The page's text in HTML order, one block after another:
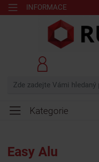
INFORMACE
Kategorie
Easy Alu